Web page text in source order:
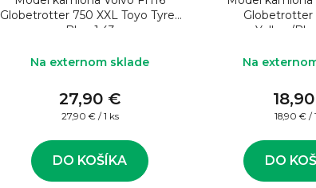
Globetrotter 750 XXL Toyo Tyres
Blue 1:43
Na externom sklade
27,90 €
Jednotková
27,90 € / 1 ks
DO KOŠÍKA
Globetrotter
Yellow/
Na
18,90 € /
DO